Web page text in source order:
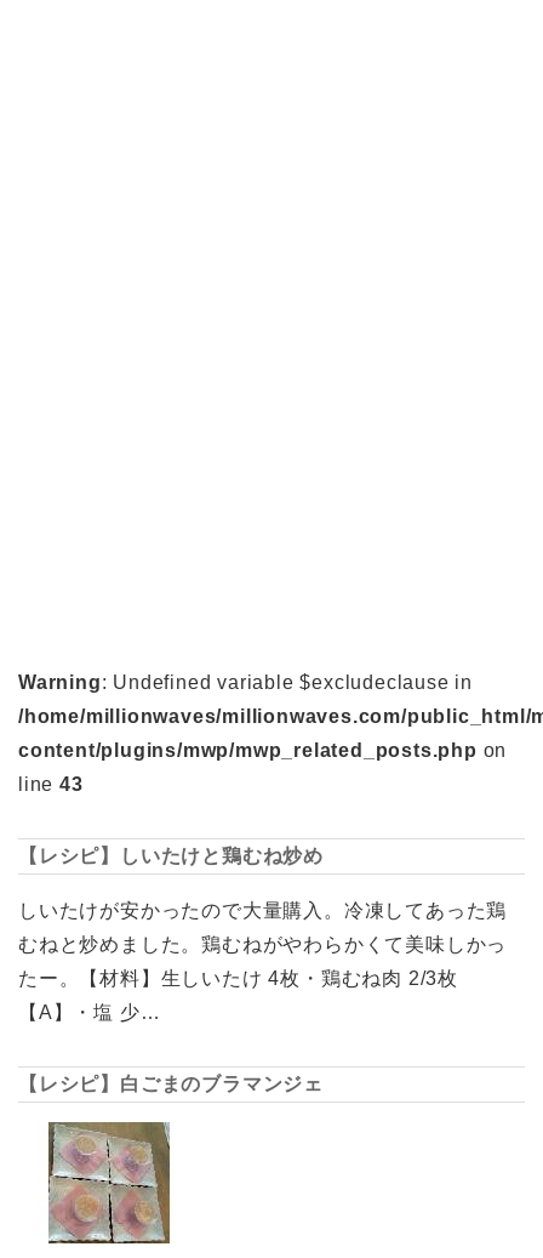
Warning: Undefined variable $excludeclause in
/home/millionwaves/millionwaves.com/public_html/
content/plugins/mwp/mwp_related_posts.php on
line 43
【レシピ】しいたけと鶏むね炒め
しいたけが安かったので大量購入。冷凍してあった鶏
むねと炒めました。鶏むねがやわらかくて美味しかっ
たー。【材料】生しいたけ 4枚・鶏むね肉 2/3枚
【A】・塩 少…
【レシピ】白ごまのブラマンジェ